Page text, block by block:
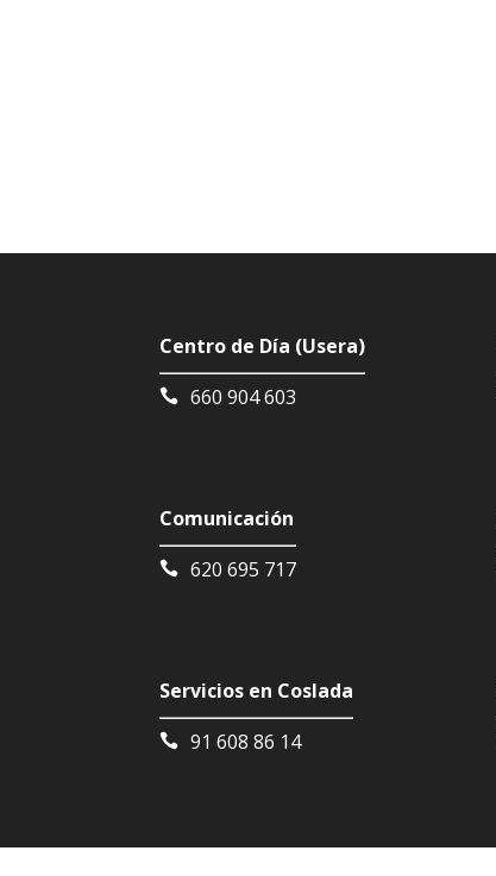
Centro de Día (Usera)
660 904 603
Comunicación
620 695 717
Servicios en Coslada
91 608 86 14